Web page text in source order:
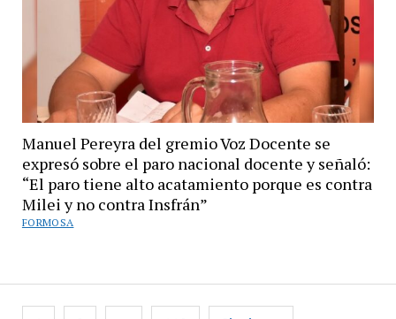
Manuel Pereyra del gremio Voz Docente se
expresó sobre el paro nacional docente y señaló:
“El paro tiene alto acatamiento porque es contra
Milei y no contra Insfrán”
FORMOSA